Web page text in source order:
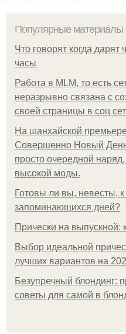
Популярные материалы
Что говорят когда
часы
Работа в MLM, то есть
неразрывно связана с
своей страницы в соц
На шанхайской
Совершенно Новый
просто очередной
высокой моды.
Готовы ли вы, невесты,
запоминающихся дней?
Прически на выпускной:
Выбор идеальной
лучших вариантов на
Безупречный блондинг:
советы для самой в